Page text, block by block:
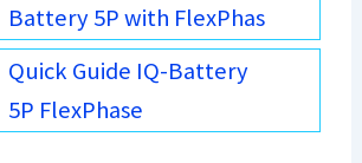
Battery 5P with FlexPhas
Quick Guide IQ-Battery
5P FlexPhase